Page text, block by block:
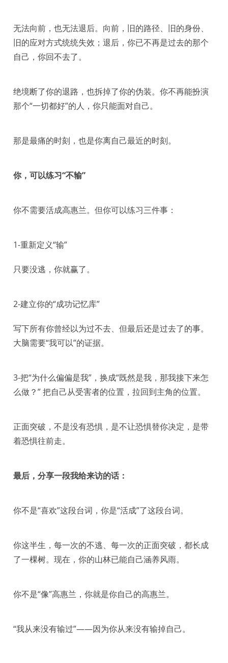
无法向前，也无法退后。向前，旧的路径、旧的身份、
旧的应对方式统统失效；退后，你已不再是过去的那个
自己，你回不去了。
绝境断了你的退路，也拆掉了你的伪装。你不再能扮演
那个“一切都好”的人，你只能面对自己。
那是最痛的时刻，也是你离自己最近的时刻。
你，可以练习“不输”
你不需要活成高惠兰。但你可以练习三件事：
1-重新定义“输”
只要没逃，你就赢了。
2-建立你的“成功记忆库”
写下所有你曾经以为过不去、但最后还是过去了的事。
大脑需要“我可以”的证据。
3-把“为什么偏偏是我”，换成“既然是我，那我接下来怎
么做？” 把自己从受害者的位置，拉回到主角的位置。
正面突破，不是没有恐惧，是不让恐惧替你决定，是带
着恐惧往前走。
最后，分享一段我给来访的话：
你不是“喜欢”这段台词，你是“活成”了这段台词。
你这半生，每一次的不逃、每一次的正面突破，都长成
了一棵树。现在，你的山林已能自己涵养风雨。
你不是“像”高惠兰，你就是你自己的高惠兰。
“我从来没有输过”——因为你从来没有输掉自己。